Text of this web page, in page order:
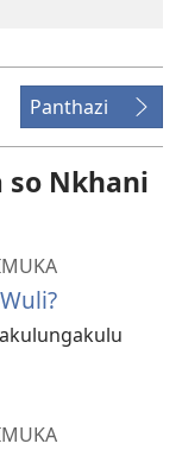
Panthazi
so Nkhani